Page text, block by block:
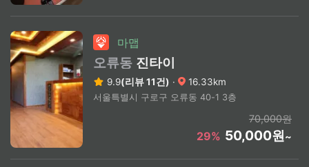
마맵
오류동 진타이
9.9(리뷰 11건) · 16.33km
서울특별시 구로구 오류동 40-1 3층
70,000원
29% 50,000원~